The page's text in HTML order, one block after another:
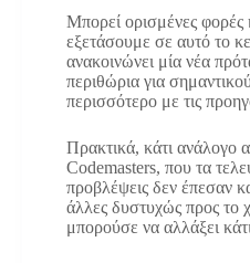
Μπορεί ορισμένες
εξετάσουμε σε αυτό το
ανακοινώνει μία νέα
περιθώρια για
περισσότερο με τις
Πρακτικά, κάτι ανάλογο
Codemasters, που τα
προβλέψεις δεν έπεσαν
άλλες δυστυχώς προς το
μπορούσε να αλλάξει